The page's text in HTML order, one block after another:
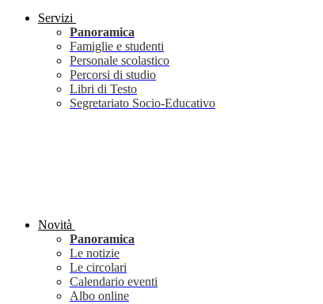
Servizi
Panoramica
Famiglie e studenti
Personale scolastico
Percorsi di studio
Libri di Testo
Segretariato Socio-Educativo
Novità
Panoramica
Le notizie
Le circolari
Calendario eventi
Albo online